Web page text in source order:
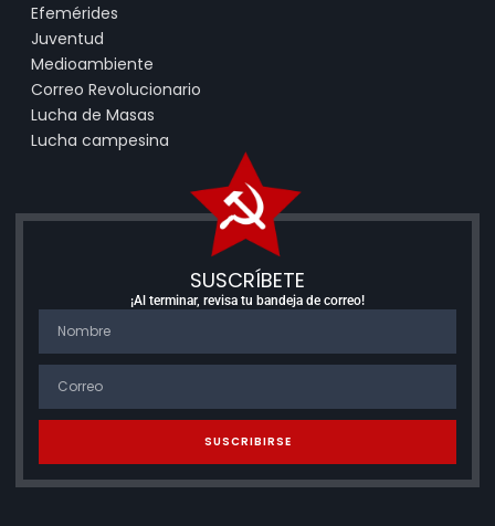
Efemérides
Juventud
Medioambiente
Correo Revolucionario
Lucha de Masas
Lucha campesina
SUSCRÍBETE
¡Al terminar, revisa tu bandeja de correo!
SUSCRIBIRSE